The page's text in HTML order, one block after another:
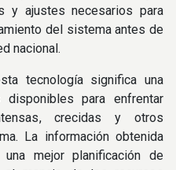
y ajustes necesarios para
del sistema antes de
nacional.
tecnología significa una
para enfrentar
crecidas y otros
La información obtenida
mejor planificación de